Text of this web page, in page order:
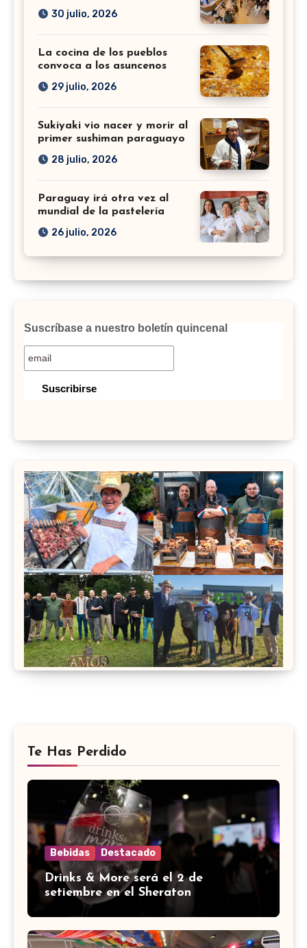
30 julio, 2026
La cocina de los pueblos
convoca a los asuncenos
29 julio, 2026
Sukiyaki vio nacer y morir al
primer sushiman paraguayo
28 julio, 2026
Paraguay irá otra vez al
mundial de la pastelería
26 julio, 2026
Suscríbase a nuestro boletín quincenal
Te Has Perdido
Bebidas Destacado
Drinks & More será el 2 de
setiembre en el Sheraton